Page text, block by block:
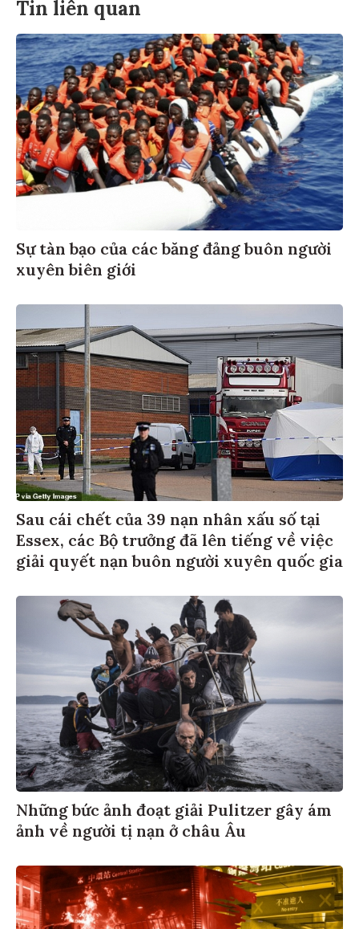
Tin liên quan
Sự tàn bạo của các băng đảng buôn người
xuyên biên giới
Sau cái chết của 39 nạn nhân xấu số tại
Essex, các Bộ trưởng đã lên tiếng về việc
giải quyết nạn buôn người xuyên quốc gia
Những bức ảnh đoạt giải Pulitzer gây ám
ảnh về người tị nạn ở châu Âu